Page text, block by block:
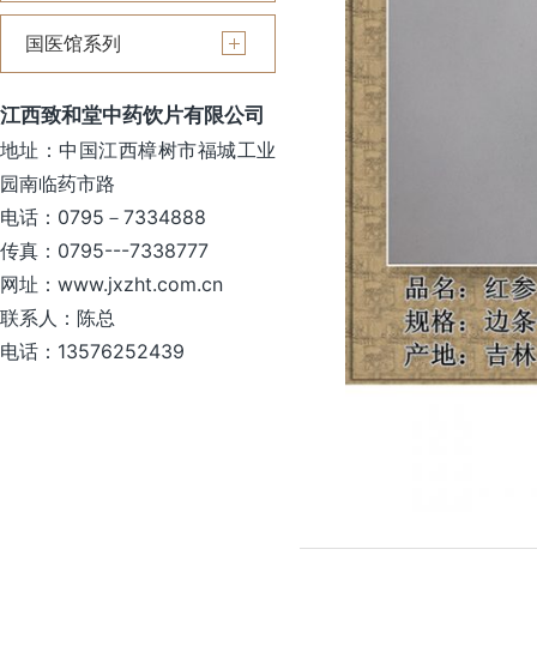
国医馆系列
江西致和堂中药饮片有限公司
地址：中国江西樟树市福城工业
园南临药市路
电话：0795－7334888
传真：0795---7338777
网址：www.jxzht.com.cn
联系人：陈总
电话：13576252439